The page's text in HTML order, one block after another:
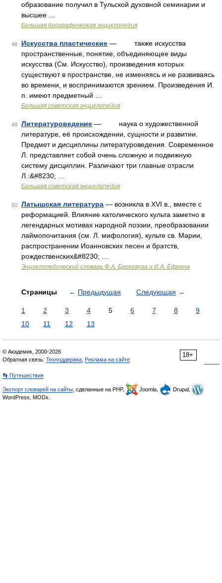
образование получил в Тульской духовной семинарии и
высшее …
Большая биографическая энциклопедия
48 Искусства пластические — также искусства
пространственные, понятие, объединяющее виды
искусства (См. Искусство), произведения которых
существуют в пространстве, не изменяясь и не развиваясь
во времени, и воспринимаются зрением. Произведения И.
п. имеют предметный …
Большая советская энциклопедия
49 Литературоведение — наука о художественной
литературе, её происхождении, сущности и развитии.
Предмет и дисциплины литературоведения. Современное
Л. представляет собой очень сложную и подвижную
систему дисциплин. Различают три главные отрасли
Л.:&#8230; …
Большая советская энциклопедия
50 Латышская литература — возникла в XVI в., вместе с
реформацией. Влияние католического культа заметно в
легендарных мотивах народной поэзии, преобразовании
лаймопочитания (см. Л. мифология), культе св. Марии,
распространении Иоанновских песен и братств,
рождественских&#8230; …
Энциклопедический словарь Ф.А. Брокгауза и И.А. Ефрона
Страницы ← Предыдущая Следующая →
1 2 3 4 5 6 7 8
9
10
11 12 13
18+
© Академик, 2000-2026
Обратная связь: Техподдержка Реклама на сайте
👣 Путешествия
Экспорт словарей на сайты , сделанные на PHP, Joomla,
Drupal,
WordPress, MODx.